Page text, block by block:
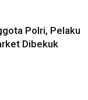
Polri, Pelaku
Dibekuk